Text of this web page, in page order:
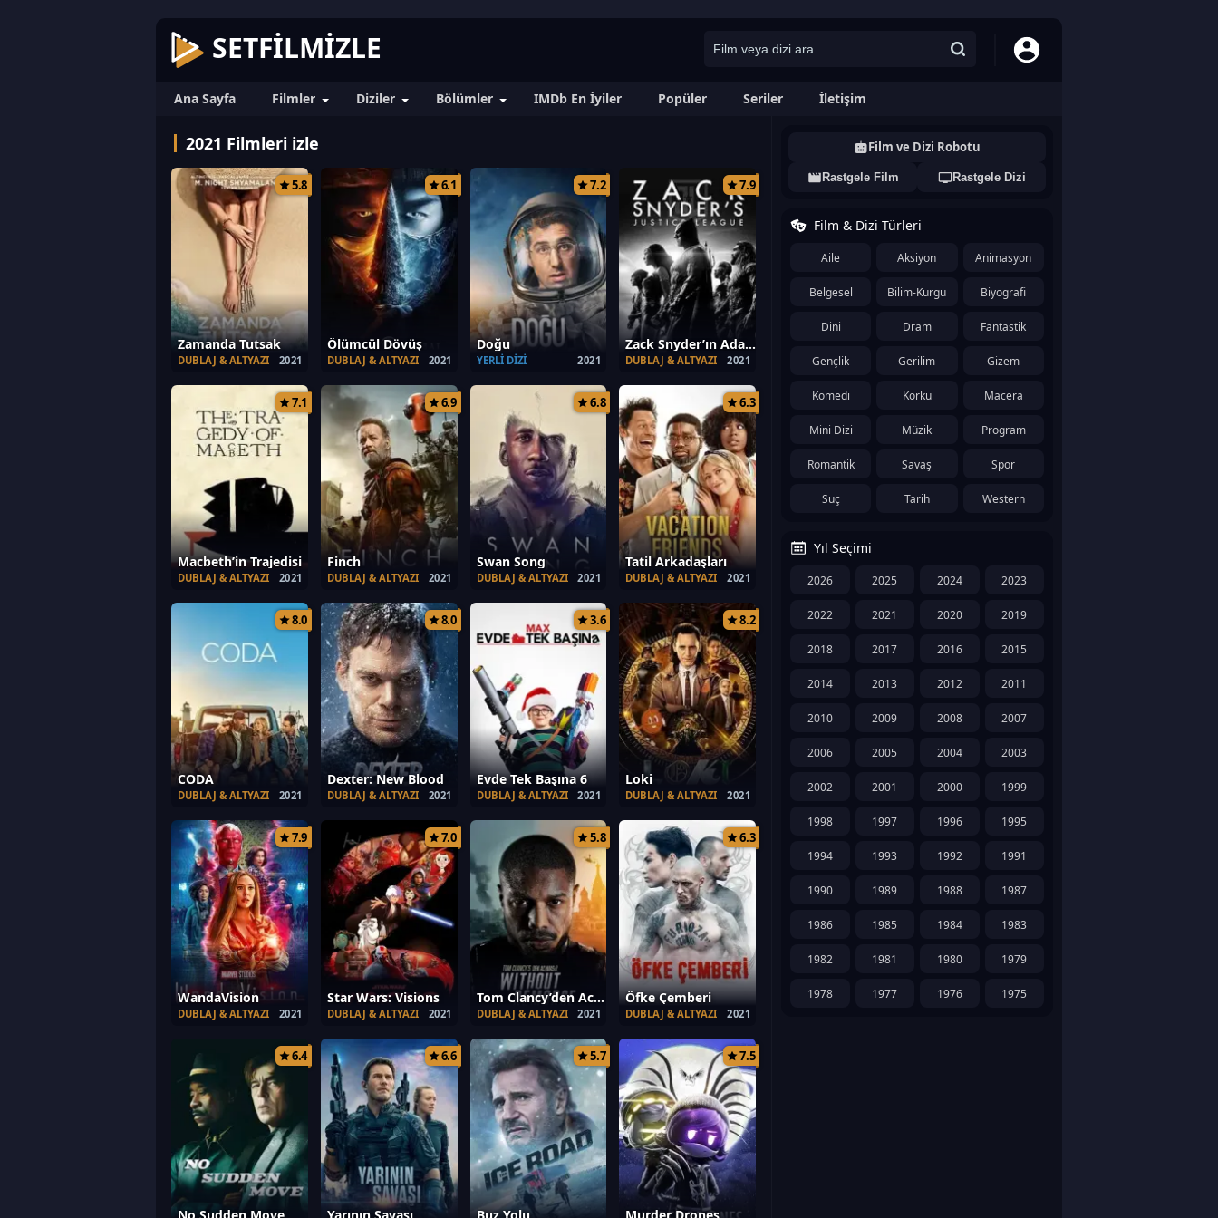
SETFILMIZLE
Ana Sayfa Filmler Diziler Bölümler IMDb En İyiler Popüler Seriler İletişim
2021 Filmleri izle
5.8
Zamanda Tutsak
2021
DUBLAJ & ALTYAZI
6.1
Ölümcül Dövüş
2021
DUBLAJ & ALTYAZI
7.2
Doğu
2021
YERLI DIZI
7.9
Zack Snyder’ın Adalet Birliği
2021
DUBLAJ & ALTYAZI
7.1
Macbeth’in Trajedisi
2021
DUBLAJ & ALTYAZI
6.9
Finch
2021
DUBLAJ & ALTYAZI
6.8
Swan Song
2021
DUBLAJ & ALTYAZI
6.3
Tatil Arkadaşları
2021
DUBLAJ & ALTYAZI
8.0
CODA
2021
DUBLAJ & ALTYAZI
8.0
Dexter: New Blood
2021
DUBLAJ & ALTYAZI
3.6
Evde Tek Başına 6
2021
DUBLAJ & ALTYAZI
8.2
Loki
2021
DUBLAJ & ALTYAZI
7.9
WandaVision
2021
DUBLAJ & ALTYAZI
7.0
Star Wars: Visions
2021
DUBLAJ & ALTYAZI
5.8
Tom Clancy’den Acımasız
2021
DUBLAJ & ALTYAZI
6.3
Öfke Çemberi
2021
DUBLAJ & ALTYAZI
6.4
No Sudden Move
6.6
Yarının Savaşı
5.7
Buz Yolu
7.5
Murder Drones
Film ve Dizi Robotu
Rastgele Film Rastgele Dizi
Film & Dizi Türleri
Aile Aksiyon Animasyon
Belgesel Bilim-Kurgu Biyografi
Dini Dram Fantastik
Gençlik Gerilim Gizem
Komedi Korku Macera
Mini Dizi Müzik Program
Romantik Savaş Spor
Suç Tarih Western
Yıl Seçimi
2026 2025 2024 2023
2022 2021 2020 2019
2018 2017 2016 2015
2014 2013 2012 2011
2010 2009 2008 2007
2006 2005 2004 2003
2002 2001 2000 1999
1998 1997 1996 1995
1994 1993 1992 1991
1990 1989 1988 1987
1986 1985 1984 1983
1982 1981 1980 1979
1978 1977 1976 1975